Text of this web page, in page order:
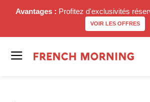
Avantages : Profitez d'exclusivités
VOIR LES OFFRES